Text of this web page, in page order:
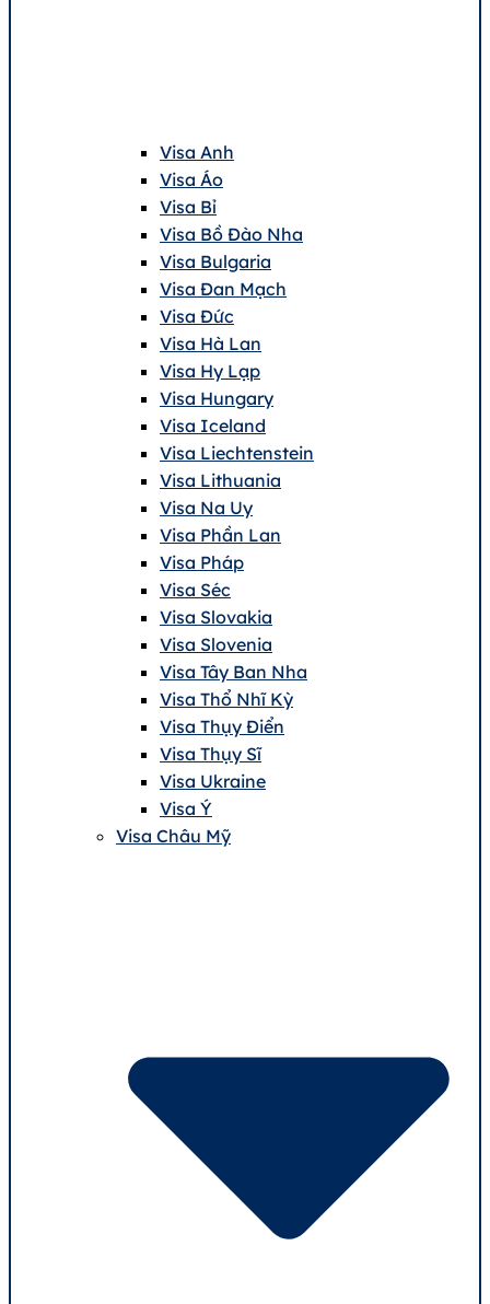
Visa Anh
Visa Áo
Visa Bỉ
Visa Bồ Đào Nha
Visa Bulgaria
Visa Đan Mạch
Visa Đức
Visa Hà Lan
Visa Hy Lạp
Visa Hungary
Visa Iceland
Visa Liechtenstein
Visa Lithuania
Visa Na Uy
Visa Phần Lan
Visa Pháp
Visa Séc
Visa Slovakia
Visa Slovenia
Visa Tây Ban Nha
Visa Thổ Nhĩ Kỳ
Visa Thụy Điển
Visa Thụy Sĩ
Visa Ukraine
Visa Ý
Visa Châu Mỹ